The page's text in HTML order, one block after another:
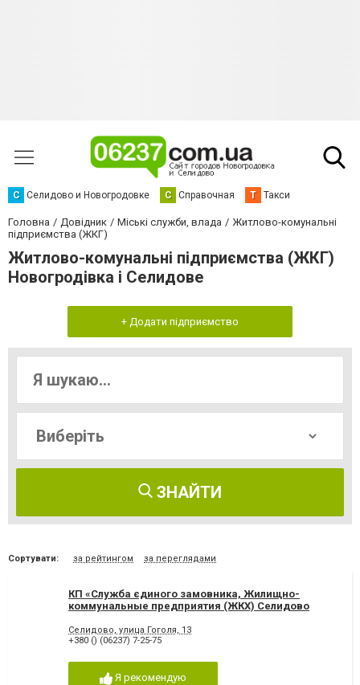
С Селидово и Новогродовке С Справочная Т Такси
Головна Довідник Міські служби, влада
Житлово-комунальні
підприємства (ЖКГ)
Житлово-комунальні підприємства (ЖКГ)
Новогродівка і Селидове
+ Додати підприємство
ЗНАЙТИ
Сортувати: за рейтингом за переглядами
КП «Служба єдиного замовника, Жилищно-
коммунальные предприятия (ЖКХ) Селидово
Селидово, улица Гоголя, 13
+380 () (06237) 7-25-75
Я рекомендую